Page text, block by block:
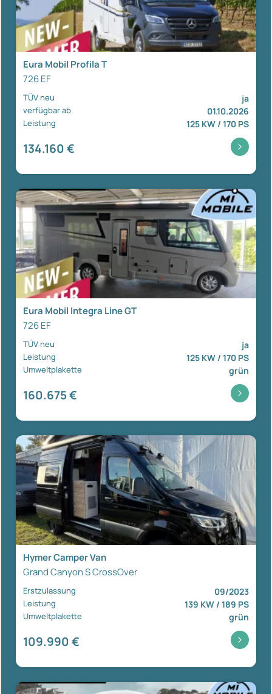
Eura Mobil Profila T
726 EF
TÜV neu ja
verfügbar ab 01.10.2026
Leistung 125 KW / 170 PS
134.160 €
Eura Mobil Integra Line GT
726 EF
TÜV neu ja
Leistung 125 KW / 170 PS
Umweltplakette grün
160.675 €
Hymer Camper Van
Grand Canyon S CrossOver
Erstzulassung 09/2023
Leistung 139 KW / 189 PS
Umweltplakette grün
109.990 €